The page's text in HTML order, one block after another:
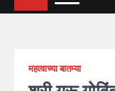
महत्वाच्या बातम्या